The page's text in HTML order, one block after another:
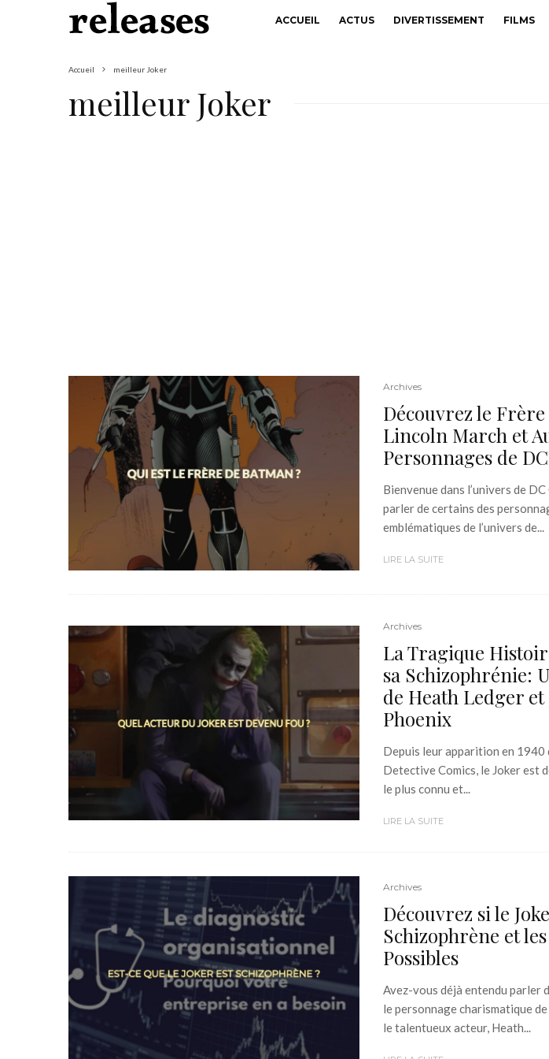
ACCUEIL ACTUS DIVERTISSEMENT FILMS
Accueil meilleur Joker
meilleur Joker
Archives
Découvrez le
Lincoln March et
Personnages de
Bienvenue dans l’univers de
parler de certains des
emblématiques de l’univers de...
LIRE LA SUITE
Archives
La Tragique
sa Schizophrénie:
de Heath Ledger et
Phoenix
Depuis leur apparition en 1940
Detective Comics, le Joker est
le plus connu et...
LIRE LA SUITE
Archives
Découvrez si le
Schizophrène et
Possibles
Avez-vous déjà entendu parler
le personnage charismatique
le talentueux acteur, Heath...